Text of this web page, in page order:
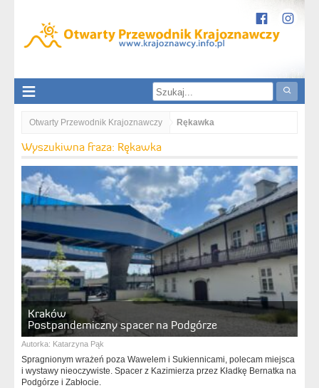
Otwarty Przewodnik Krajoznawczy Rękawka
Wyszukiwna fraza: Rękawka
Kraków
Postpandemiczny spacer na Podgórze
Autorka: Katarzyna Pąk
Spragnionym wrażeń poza Wawelem i Sukiennicami, polecam miejsca
i wystawy nieoczywiste. Spacer z Kazimierza przez Kładkę Bernatka na
Podgórze i Zabłocie.